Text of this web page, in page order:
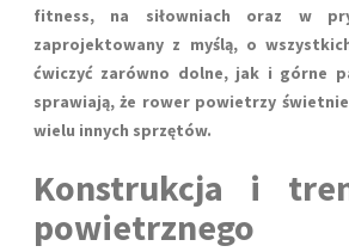
fitness, na siłowniach oraz w
zaprojektowany z myślą, o
ćwiczyć zarówno dolne, jak i górne
sprawiają, że rower powietrzy
wielu innych sprzętów.
Konstrukcja i
powietrznego